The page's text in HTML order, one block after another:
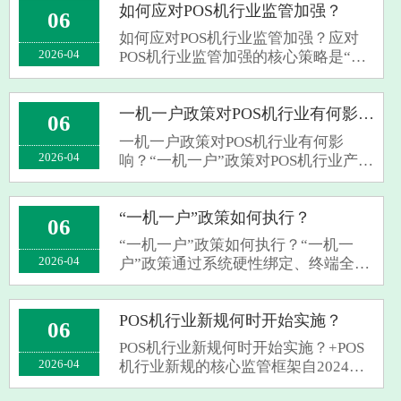
06
2026-04
如何应对POS机行业监管加强？
如何应对POS机行业监管加强？应对
POS机行业监管加强的核心策略是“合
规为本、多元为王、真实为要”，通过
合法申请、分散交易与真实经营规避
风险‌。面对“一机一户”、商户资质审
核趋严、交易全程监控等监管升级，
个···
06
2026-04
一机一户政策对POS机行业有何影响？
一机一户政策对POS机行业有何影
响？“一机一户”政策对POS机行业产生
系统性重塑，核心影响涵盖监管闭
环、代理商转型、终端管控、商户合
规与用户行为约束‌。该政策并非单一
技术调整，而是央行构建“设备—商户
—交易···
06
2026-04
“一机一户”政策如何执行？
“一机一户”政策如何执行？“一机一
户”政策通过系统硬性绑定、终端全量
备案与交易全程监控实现执行，确保
每台POS机唯一对应一个真实商户‌。自
2025年起，该政策已在全国范围内全
面强制落地，核心执行机制如下：1.
···
06
2026-04
POS机行业新规何时开始实施？
POS机行业新规何时开始实施？+POS
机行业新规的核心监管框架自2024年5
月1日起已正式实施，而“一机一户”等